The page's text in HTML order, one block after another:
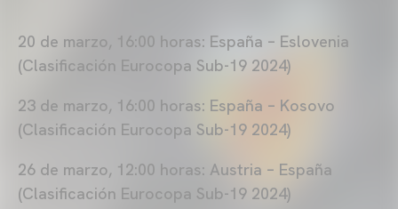
20 de marzo, 16:00 horas: España – Eslovenia
(Clasificación Eurocopa Sub-19 2024)
23 de marzo, 16:00 horas: España – Kosovo
(Clasificación Eurocopa Sub-19 2024)
26 de marzo, 12:00 horas: Austria – España
(Clasificación Eurocopa Sub-19 2024)